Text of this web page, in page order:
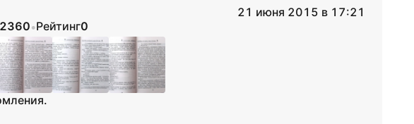
21 июня 2015 в 17:21
•Рейтинг0